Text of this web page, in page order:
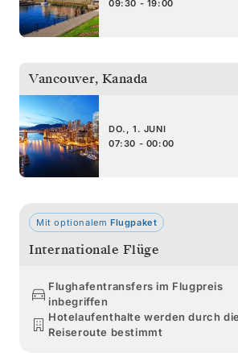
09:30 - 19:00
Vancouver, Kanada
DO., 1. JUNI
07:30 - 00:00
Mit optionalem Flugpaket
Internationale Flüge
Flughafentransfers im Flugpreis
inbegriffen
Hotelaufenthalte werden durch die
Reiseroute bestimmt